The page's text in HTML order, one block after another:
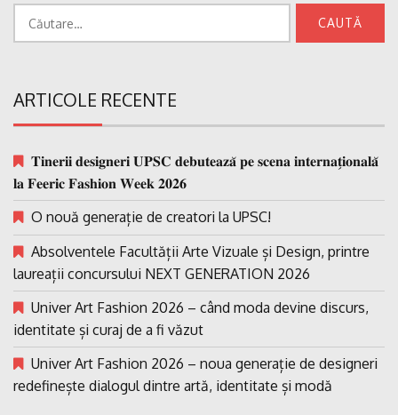
ARTICOLE RECENTE
𝐓𝐢𝐧𝐞𝐫𝐢𝐢 𝐝𝐞𝐬𝐢𝐠𝐧𝐞𝐫𝐢 𝐔𝐏𝐒𝐂 𝐝𝐞𝐛𝐮𝐭𝐞𝐚𝐳𝐚̆ 𝐩𝐞 𝐬𝐜𝐞𝐧𝐚 𝐢𝐧𝐭𝐞𝐫𝐧𝐚𝐭̗𝐢𝐨𝐧𝐚𝐥𝐚̆
𝐥𝐚 𝐅𝐞𝐞𝐫𝐢𝐜 𝐅𝐚𝐬𝐡𝐢𝐨𝐧 𝐖𝐞𝐞𝐤 𝟐𝟎𝟐𝟔
O nouă generație de creatori la UPSC!
Absolventele Facultății Arte Vizuale și Design, printre
laureații concursului NEXT GENERATION 2026
Univer Art Fashion 2026 – când moda devine discurs,
identitate și curaj de a fi văzut
Univer Art Fashion 2026 – noua generație de designeri
redefinește dialogul dintre artă, identitate și modă